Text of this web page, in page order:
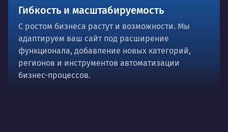
Гибкость и масштабируемость
С ростом бизнеса растут и возможности. Мы
адаптируем ваш сайт под расширение
функционала, добавление новых категорий,
регионов и инструментов автоматизации
бизнес-процессов.